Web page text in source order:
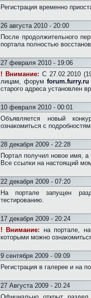
Регистрация временно
26 августа 2010 - 20:00
После продолжительного
портала полностью
27 февраля 2010 - 19:06
! Внимание: C 27.02.2010
лицам, форумforum.furry.ru
старого адреса установлен
10 февраля 2010 - 00:01
Объявляется новый
ознакомиться с
28 декабря 2009 - 22:28
Портал получил новое имя,
Все ссылки на настоящий
22 декабря 2009 - 07:20
На портале запущен
тестированию.
17 декабря 2009 - 20:24
! Внимание: на портале,
которыми можно
9 сентября 2009 - 09:09
Регистрация в галерее и на
27 Августа 2009 - 20.24